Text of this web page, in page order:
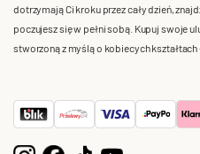
dotrzymają Ci kroku przez cały dzień,
poczujesz się w pełni sobą. Kupuj swoje
stworzoną z myślą o kobiecych kształtach